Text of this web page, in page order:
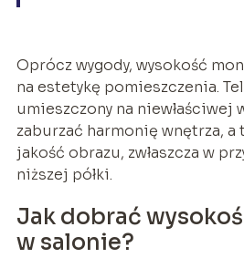
Oprócz wygody, wysokość
na estetykę pomieszczenia.
umieszczony na niewłaściwej
zaburzać harmonię wnętrza, a
jakość obrazu, zwłaszcza w
niższej półki.
Jak dobrać
w salonie?